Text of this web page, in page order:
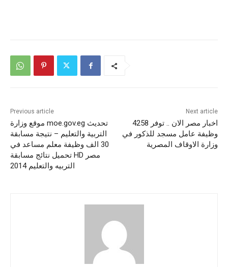
Previous article
تحديث moe.gov.eg موقع وزارة
التربية والتعليم – نتيجة مسابقة
30 الف وظيفة معلم مساعد في
مصر HD تحميل نتائج مسابقة
التربيه والتعليم 2014
Next article
اخبار مصر الان .. توفر 4258
وظيفة عامل مسجد للذكور في
وزارة الاوقاف المصرية